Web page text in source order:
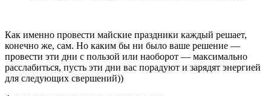
Как именно провести майские праздники каждый решает,
конечно же, сам. Но каким бы ни было ваше решение —
провести эти дни с пользой или наоборот — максимально
расслабиться, пусть эти дни вас порадуют и зарядят энергией
для следующих свершений))